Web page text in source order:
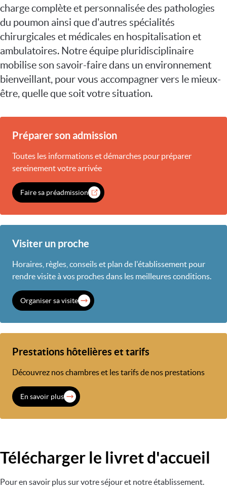
charge complète et personnalisée des pathologies
du poumon ainsi que d'autres spécialités
chirurgicales et médicales en hospitalisation et
ambulatoires. Notre équipe pluridisciplinaire
mobilise son savoir-faire dans un environnement
bienveillant, pour vous accompagner vers le mieux-
être, quelle que soit votre situation.
Préparer son admission
Toutes les informations et démarches pour préparer
sereinement votre arrivée
Faire sa préadmission
Visiter un proche
Horaires, règles, conseils et plan de l'établissement pour
rendre visite à vos proches dans les meilleures conditions.
Organiser sa visite
Prestations hôtelières et tarifs
Découvrez nos chambres et les tarifs de nos prestations
En savoir plus
Télécharger le livret d'accueil
Pour en savoir plus sur votre séjour et notre établissement.